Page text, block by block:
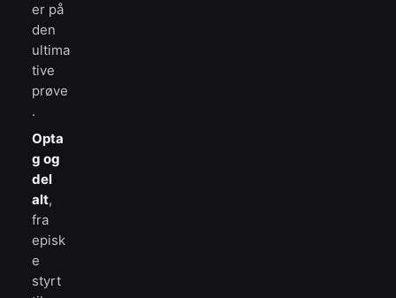
er på
den
ultima
tive
prøve
.
Opta
g og
del
alt,
fra
episk
e
styrt